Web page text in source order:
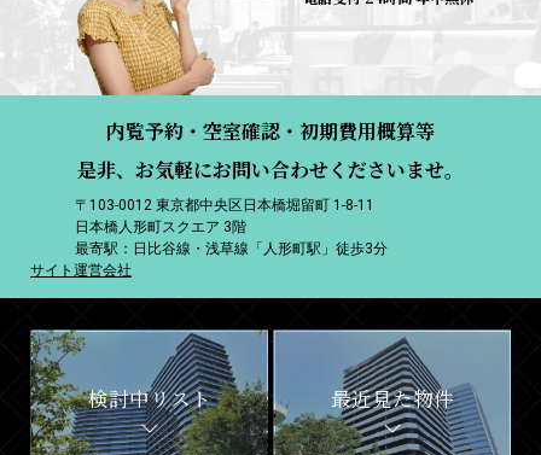
内覧予約・空室確認・初期費用概算等
是非、お気軽にお問い合わせくださいませ。
〒103-0012 東京都中央区日本橋堀留町 1-8-11
日本橋人形町スクエア 3階
最寄駅：日比谷線・浅草線「人形町駅」徒歩3分
サイト運営会社
検討中リスト 最近見た物件